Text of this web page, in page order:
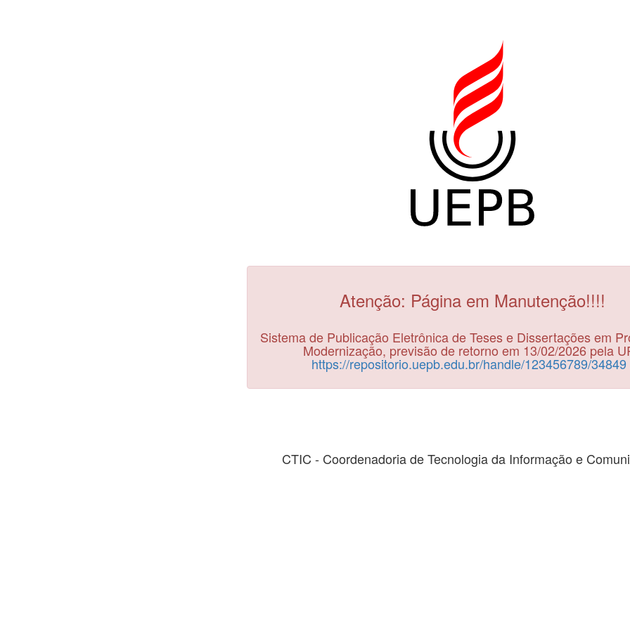
Atenção: Página em Manutenção!!!!
Sistema de Publicação Eletrônica de Teses e Dissertações em
Modernização, previsão de retorno em 13/02/2026 pela
https://repositorio.uepb.edu.br/handle/123456789/34849
CTIC - Coordenadoria de Tecnologia da Informação e